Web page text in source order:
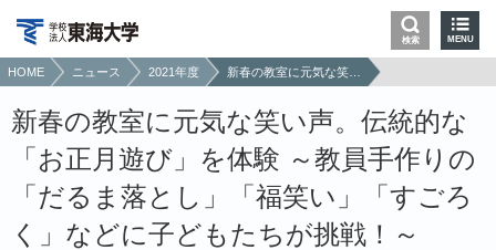
検索 MENU
HOME ニュース 2021年度
新春の教室に元気な笑い声。伝統的な
「お正月遊び」を体験 ～教員手作りの
「だるま落とし」「福笑い」「すごろ
く」などに子どもたちが挑戦！～